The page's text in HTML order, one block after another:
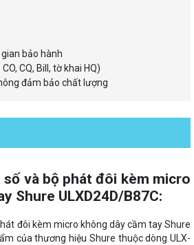
bảo hành
CQ, Bill, tờ khai HQ)
đảm bảo chất lượng
số và bộ phát đôi kèm micro
Shure ULXD24D/B87C:
đôi kèm micro không dây cầm tay Shure
của thương hiệu Shure thuộc dòng ULX-